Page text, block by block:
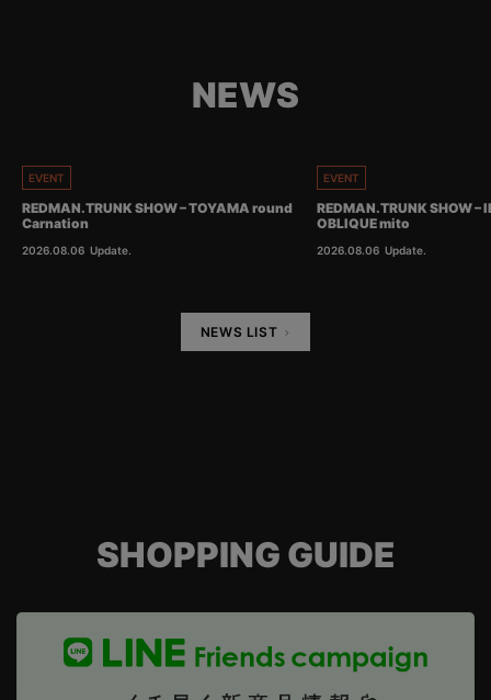
NEWS
EVENT
REDMAN.TRUNK SHOW – TOYAMA round
Carnation
2026.08.06 Update.
EVENT
REDMAN.TRUNK SHOW
OBLIQUE mito
2026.08.06 Update.
NEWS LIST
SHOPPING GUIDE